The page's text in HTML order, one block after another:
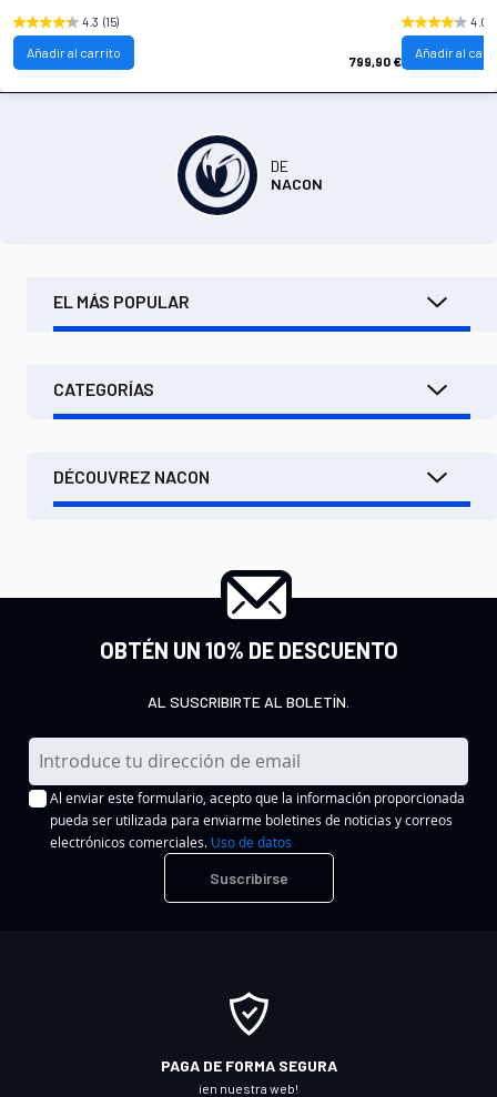
4.3 (15)
799,90 €
Añadir al carrito
4.0
Añadir al
DE
NACON
EL MÁS POPULAR
CATEGORÍAS
DÉCOUVREZ NACON
OBTÉN UN 10% DE DESCUENTO
AL SUSCRIBIRTE AL BOLETÍN.
I
n
s
Al enviar este formulario, acepto que la información proporcionada
pueda ser utilizada para enviarme boletines de noticias y correos
electrónicos comerciales. Uso de datos
Suscribirse
PAGA DE FORMA SEGURA
¡en nuestra web!